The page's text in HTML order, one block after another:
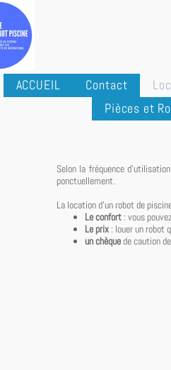
ACCUEIL Contact
Pièces et
Selon la fréquence
ponctuellement.
La location d'un robot de
Le confort : vous
Le prix : louer un robot
un chèque de caution